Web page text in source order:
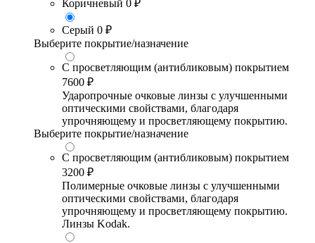
Коричневый 0 ₽
Серый 0 ₽
Выберите покрытие/назначение
С просветляющим (антибликовым) покрытием
7600 ₽
Ударопрочные очковые линзы с улучшенными
оптическими свойствами, благодаря
упрочняющему и просветляющему покрытию.
Выберите покрытие/назначение
С просветляющим (антибликовым) покрытием
3200 ₽
Полимерные очковые линзы с улучшенными
оптическими свойствами, благодаря
упрочняющему и просветляющему покрытию.
Линзы Kodak.